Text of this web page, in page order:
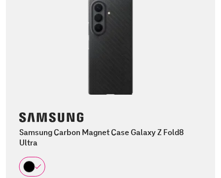
Samsung Carbon Magnet Case Galaxy Z Fold8
Ultra